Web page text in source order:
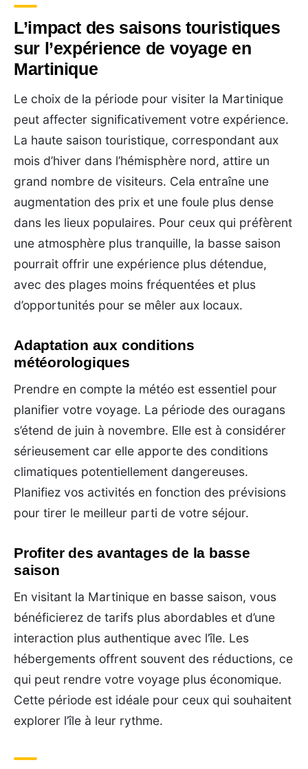
L’impact des saisons touristiques
sur l’expérience de voyage en
Martinique
Le choix de la période pour visiter la Martinique
peut affecter significativement votre expérience.
La haute saison touristique, correspondant aux
mois d’hiver dans l’hémisphère nord, attire un
grand nombre de visiteurs. Cela entraîne une
augmentation des prix et une foule plus dense
dans les lieux populaires. Pour ceux qui préfèrent
une atmosphère plus tranquille, la basse saison
pourrait offrir une expérience plus détendue,
avec des plages moins fréquentées et plus
d’opportunités pour se mêler aux locaux.
Adaptation aux conditions
météorologiques
Prendre en compte la météo est essentiel pour
planifier votre voyage. La période des ouragans
s’étend de juin à novembre. Elle est à considérer
sérieusement car elle apporte des conditions
climatiques potentiellement dangereuses.
Planifiez vos activités en fonction des prévisions
pour tirer le meilleur parti de votre séjour.
Profiter des avantages de la basse
saison
En visitant la Martinique en basse saison, vous
bénéficierez de tarifs plus abordables et d’une
interaction plus authentique avec l’île. Les
hébergements offrent souvent des réductions, ce
qui peut rendre votre voyage plus économique.
Cette période est idéale pour ceux qui souhaitent
explorer l’île à leur rythme.